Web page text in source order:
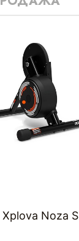
Велотренажер Xplova Noza S